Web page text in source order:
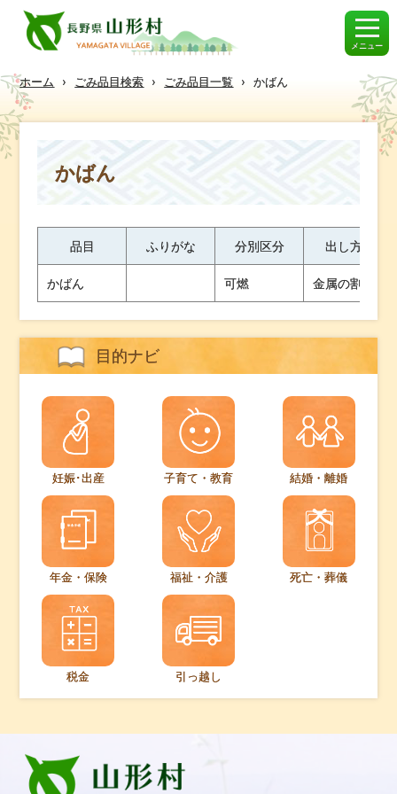
メニュー
ホーム › ごみ品目検索 › ごみ品目一覧 › かばん
かばん
品目 ふりがな 分別区分 出し方・ワ
かばん 可燃 金属の割合が
目的ナビ
妊娠･出産 子育て・教育 結婚・離婚
年金・保険 福祉・介護 死亡・葬儀
税金 引っ越し